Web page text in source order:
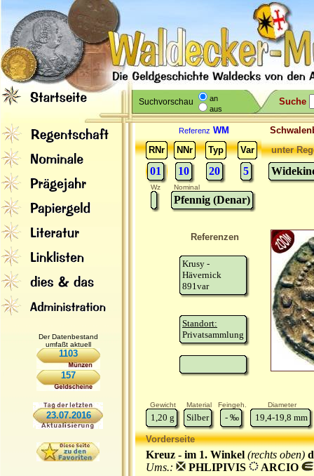
Suchvorschau
an
aus
Suche
Der Datenbestand
umfaßt aktuell
1103
157
23.07.2016
Referenz WM
RNr
NNr Typ Var
01 10 20 5
unter
Wz Nominal
Pfennig (Denar)
Referenzen
Krusy -
Hävernick
891var
Standort:
Privatsammlung
Gewicht Material Feingeh. Diameter
1,20 g Silber - ‰ 19,4-19,8 mm
Vorderseite
Kreuz - im 1. Winkel (rechts oben)
Ums.:
PHLIPIVIS ARCIO